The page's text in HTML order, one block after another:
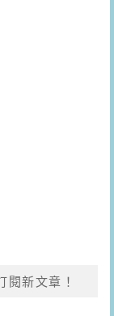
閱新文章！